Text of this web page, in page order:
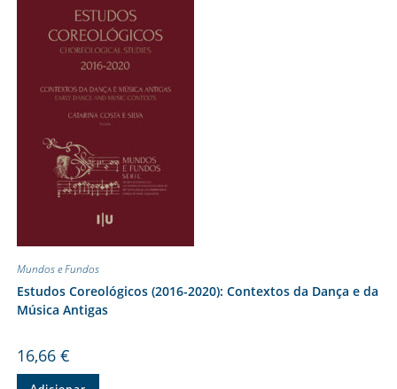
Mundos e Fundos
Estudos Coreológicos (2016-2020): Contextos da Dança e da
Música Antigas
16,66 €